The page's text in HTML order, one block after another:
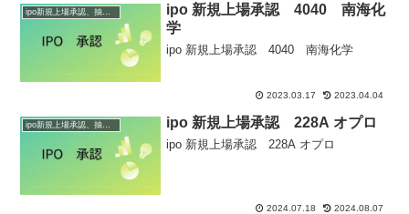
ipo新規上場承認、抽選情報
ipo 新規上場承認 4040 南海化
学
ipo 新規上場承認 4040 南海化学
2023.03.17 2023.04.04
ipo 新規上場承認 228A オプロ
ipo 新規上場承認 228A オプロ
2024.07.18 2024.08.07